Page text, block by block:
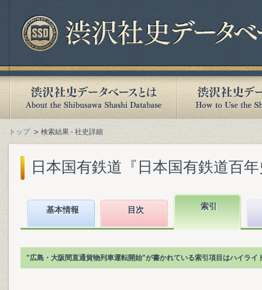
トップ 検索結果 - 社史詳細
日本国有鉄道『日本国有鉄道百
基本情報 目次 索引
"広島・大阪間直通貨物列車運転開始"が書かれている索引項目はハイライ